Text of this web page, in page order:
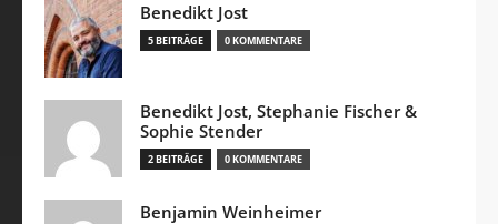
Benedikt Jost
5 BEITRÄGE 0 KOMMENTARE
Benedikt Jost, Stephanie Fischer &
Sophie Stender
2 BEITRÄGE 0 KOMMENTARE
Benjamin Weinheimer